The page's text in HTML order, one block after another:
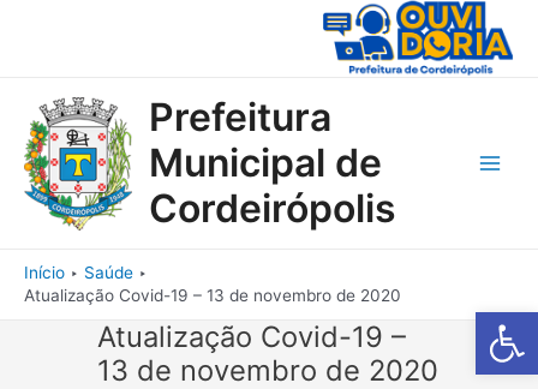
Barra de
Prefeitura
Municipal de
Cordeirópolis
Início
Saúde
Atualização Covid-19 – 13 de novembro de 2020
Atualização Covid-19 –
13 de novembro de 2020